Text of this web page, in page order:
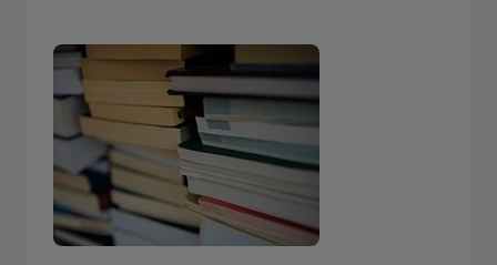
of
the
1951
Refugee
Convention:
Human
Rights,
Effectiveness
and
Enforcement”